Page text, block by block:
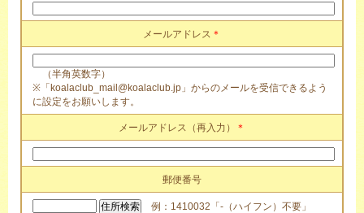
メールアドレス ＊
（半角英数字）
※「koalaclub_mail@koalaclub.jp」からのメールを受信できるよう
に設定をお願いします。
メールアドレス（再入力） ＊
郵便番号
例：1410032「-（ハイフン）不要」